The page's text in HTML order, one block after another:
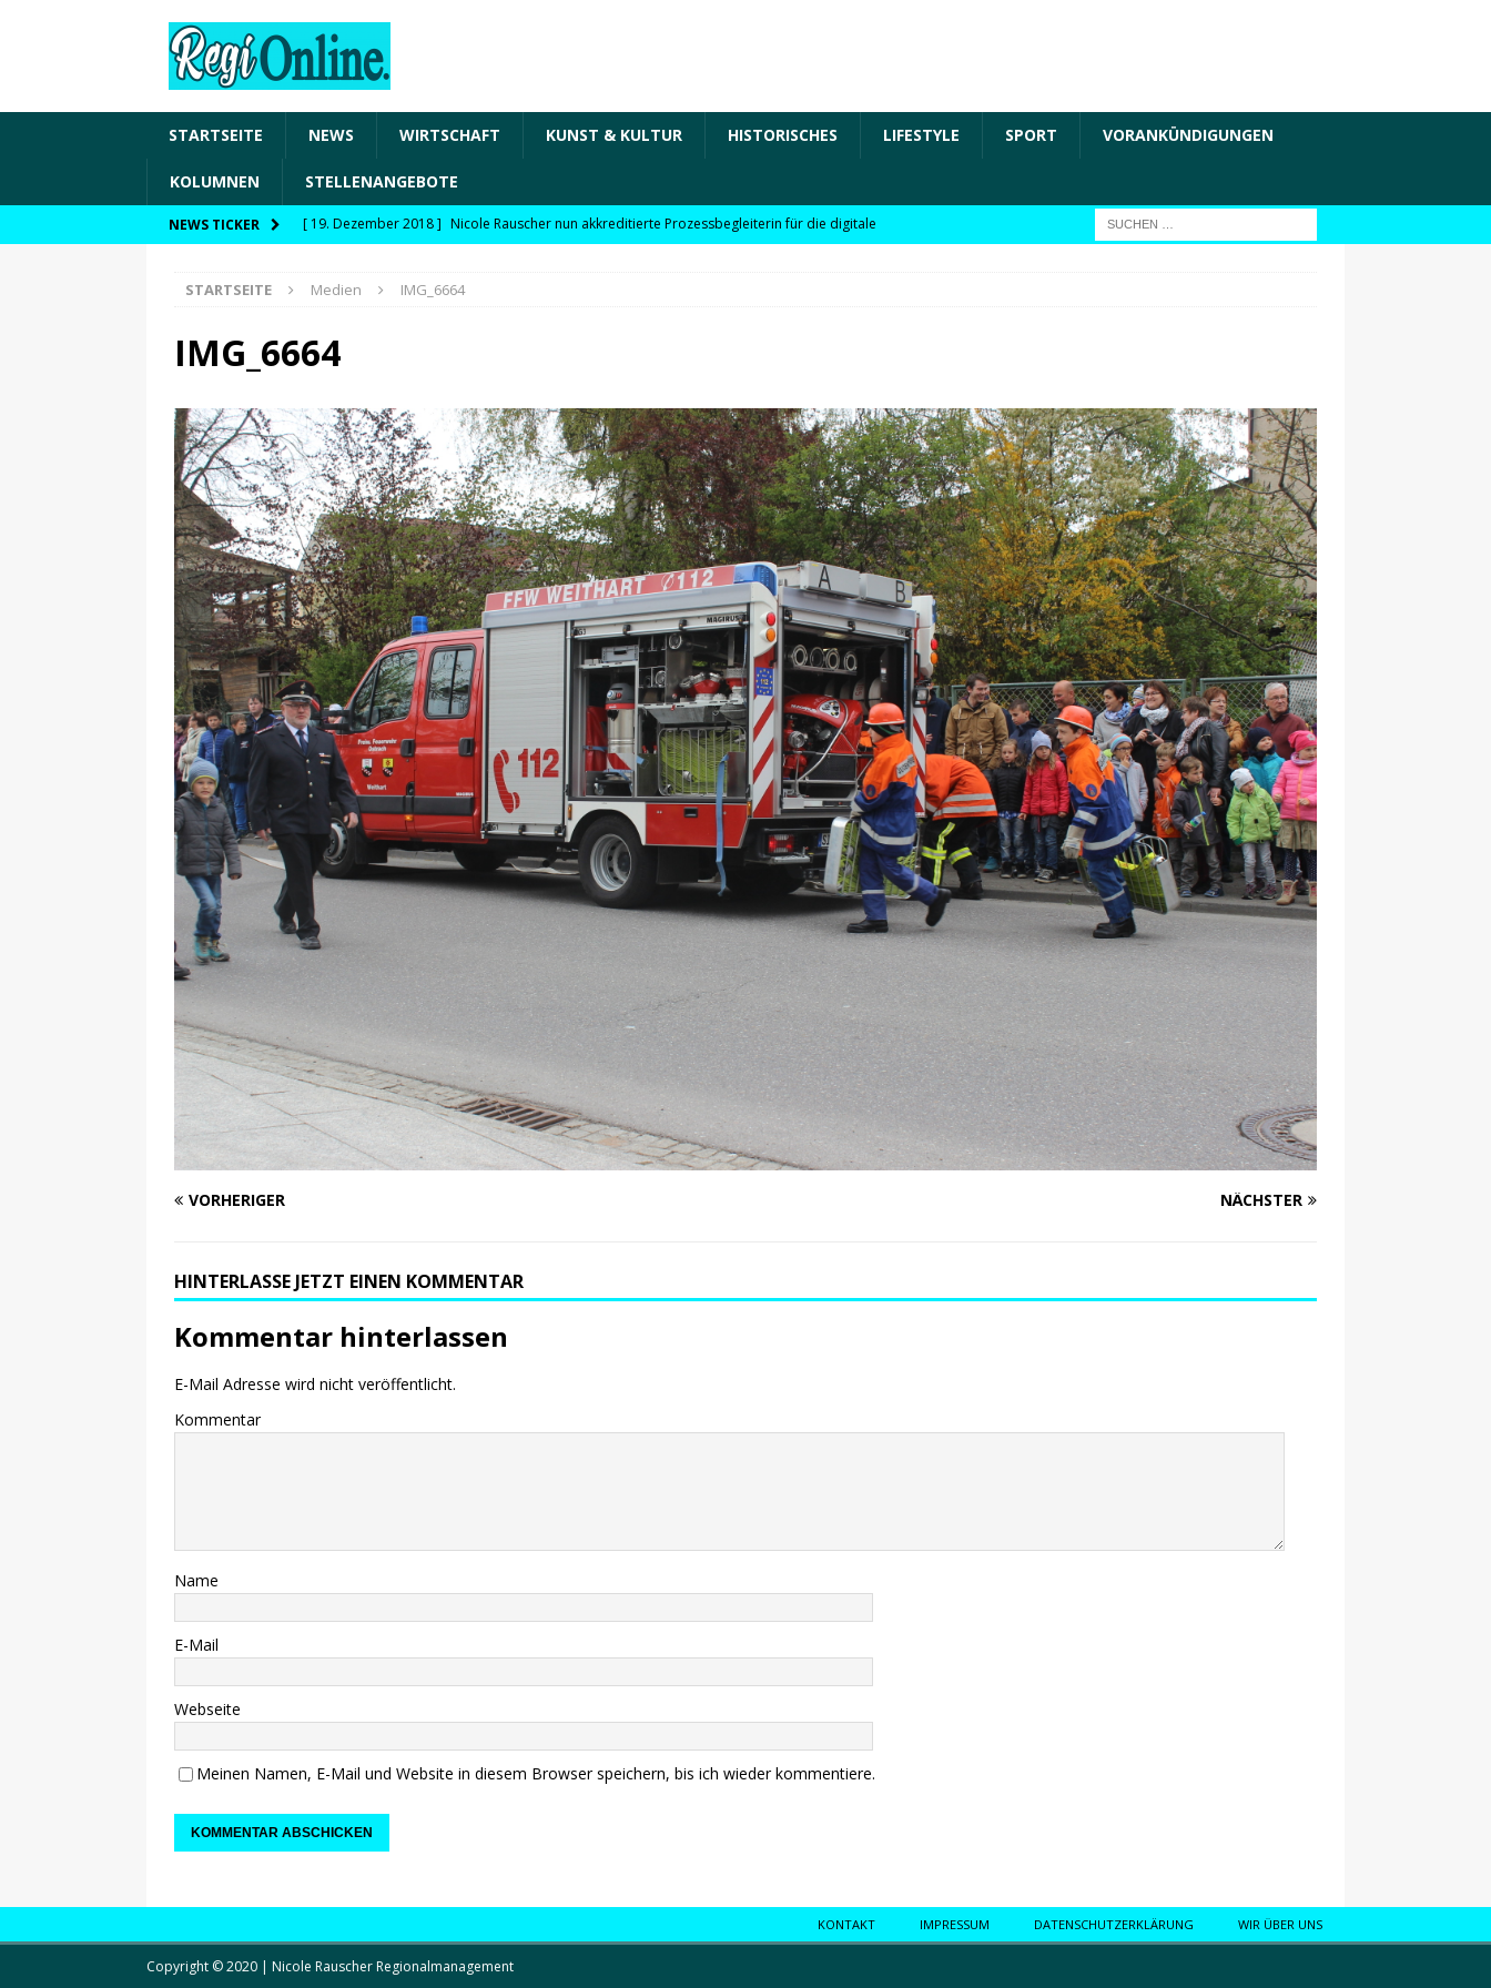
STARTSEITE NEWS WIRTSCHAFT KUNST & KULTUR HISTORISCHES LIFESTYLE SPORT VORANKÜNDIGUNGEN
KOLUMNEN STELLENANGEBOTE
NEWS TICKER [ 19. Dezember 2018 ] Nicole Rauscher nun akkreditierte Prozessbegleiterin für die digitale
WIRTSCHAFT
[ 19. Dezember 2018 ]
förderfähige Handlungsfelder für KMU
WIRTSCHAFT
[ 8. April 2021 ] FDP Schwaben möchte Einzelhandel bei Digitalisierung unterstützen
NEWS
[ 30. Dezember 2020 ] FDP will digitale Lösungen für den Einzelhandel Lindauer Zeitung –
29.12.2020
NEWS
[ 24. Dezember 2020 ] Selbständigen und freien Mitarbeitern mehr Raum geben wegen Corona
WIRTSCHAFT
[ 17. März 2020 ] Nützliche Informationen für Unternehmen die von der Corona-Krise betroffen
sind!
WIRTSCHAFT
[ 17. März 2020 ] Wichtige Informationen über das von der Bundesregierung veröffentlichte
Schutzschild für Beschäftigte und Unternehmen
WIRTSCHAFT
[ 18. Dezember 2019 ]
Der Mitarbeiter*in als Kraft für neue Konzepte und Innovationen
WIRTSCHAFT
STARTSEITE Medien IMG_6664
IMG_6664
VORHERIGER NÄCHSTER
HINTERLASSE JETZT EINEN KOMMENTAR
Kommentar hinterlassen
E-Mail Adresse wird nicht veröffentlicht.
Kommentar
Name
E-Mail
Webseite
Meinen Namen, E-Mail und Website in diesem Browser speichern, bis ich wieder kommentiere.
KONTAKT IMPRESSUM DATENSCHUTZERKLÄRUNG WIR ÜBER UNS
Copyright © 2020 | Nicole Rauscher Regionalmanagement